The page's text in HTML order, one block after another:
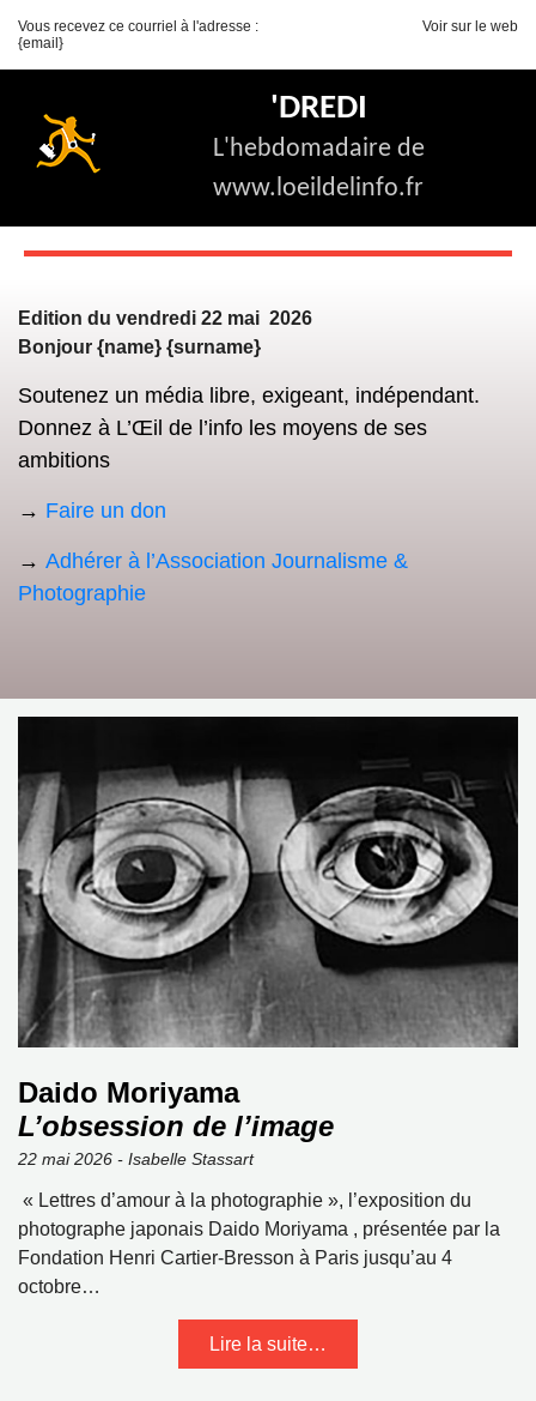
Vous recevez ce courriel à l'adresse :
{email}
Voir sur le web
'DREDI
L'hebdomadaire de
www.loeildelinfo.fr
Edition du vendredi 22 mai 2026
Bonjour {name} {surname}
Soutenez un média libre, exigeant, indépendant.
Donnez à L’Œil de l’info les moyens de ses
ambitions
→ Faire un don
→ Adhérer à l’Association Journalisme &
Photographie
Daido Moriyama
L’obsession de l’image
22 mai 2026 - Isabelle Stassart
« Lettres d’amour à la photographie », l’exposition du
photographe japonais Daido Moriyama , présentée par la
Fondation Henri Cartier-Bresson à Paris jusqu’au 4
octobre…
Lire la suite…